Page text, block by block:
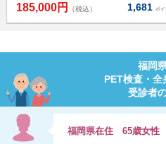
185,000円 （税込） 1,681 ポイ
福岡
PET検査・全
受診者
福岡県在住65歳女性